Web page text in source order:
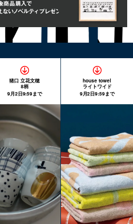
猪口 立花文穂
8柄
9月2日9:59まで
house towel
ライトワイド
9月2日9:59まで